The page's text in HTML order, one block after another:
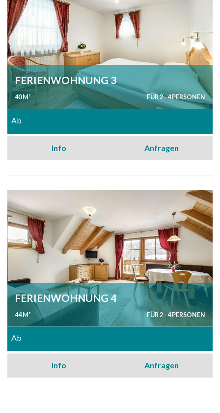
FERIENWOHNUNG 3
40 M² FÜR 2 - 4 PERSONEN
Ab
Info Anfragen
FERIENWOHNUNG 4
44 M² FÜR 2 - 4 PERSONEN
Ab
Info Anfragen